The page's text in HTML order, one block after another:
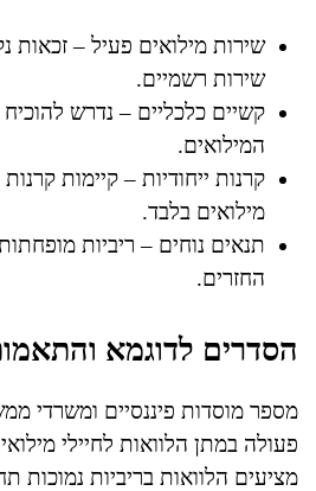
שירות מילואים פעיל – זכאות
שירות רשמיים.
קשיים כלכליים – נדרש
המילואים.
קרנות ייחודיות – קיימות
מילואים בלבד.
תנאים נוחים – ריביות
החזרים.
הסדרים לדוגמא
מספר מוסדות פיננסיים ומשרדי
פעולה במתן הלוואות לחיילי
מציעים הלוואות בריביות נמוכות